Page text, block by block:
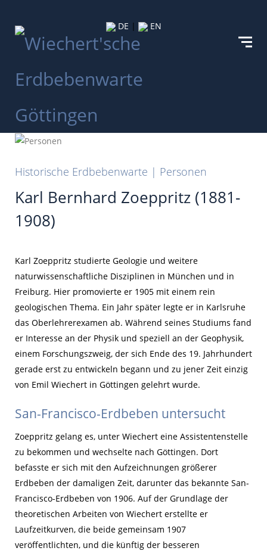
DE | EN
Historische Erdbebenwarte | Personen
Karl Bernhard Zoeppritz (1881-
1908)
Karl Zoeppritz studierte Geologie und weitere
naturwissenschaftliche Disziplinen in München und in
Freiburg. Hier promovierte er 1905 mit einem rein
geologischen Thema. Ein Jahr später legte er in Karlsruhe
das Oberlehrerexamen ab. Während seines Studiums fand
er Interesse an der Physik und speziell an der Geophysik,
einem Forschungszweig, der sich Ende des 19. Jahrhundert
gerade erst zu entwickeln begann und zu jener Zeit einzig
von Emil Wiechert in Göttingen gelehrt wurde.
San-Francisco-Erdbeben untersucht
Zoeppritz gelang es, unter Wiechert eine Assistentenstelle
zu bekommen und wechselte nach Göttingen. Dort
befasste er sich mit den Aufzeichnungen größerer
Erdbeben der damaligen Zeit, darunter das bekannte San-
Francisco-Erdbeben von 1906. Auf der Grundlage der
theoretischen Arbeiten von Wiechert erstellte er
Laufzeitkurven, die beide gemeinsam 1907
veröffentlichten, und die künftig der besseren